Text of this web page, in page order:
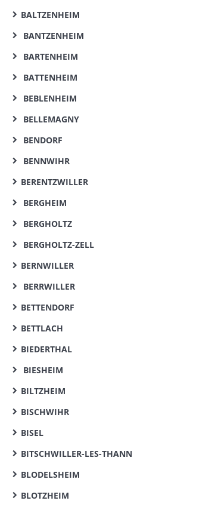
BALTZENHEIM
BANTZENHEIM
BARTENHEIM
BATTENHEIM
BEBLENHEIM
BELLEMAGNY
BENDORF
BENNWIHR
BERENTZWILLER
BERGHEIM
BERGHOLTZ
BERGHOLTZ-ZELL
BERNWILLER
BERRWILLER
BETTENDORF
BETTLACH
BIEDERTHAL
BIESHEIM
BILTZHEIM
BISCHWIHR
BISEL
BITSCHWILLER-LES-THANN
BLODELSHEIM
BLOTZHEIM